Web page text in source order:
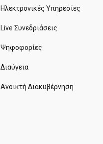
Ηλεκτρονικές Υπηρεσίες
Live Συνεδριάσεις
Ψηφοφορίες
Διαύγεια
Ανοικτή Διακυβέρνηση